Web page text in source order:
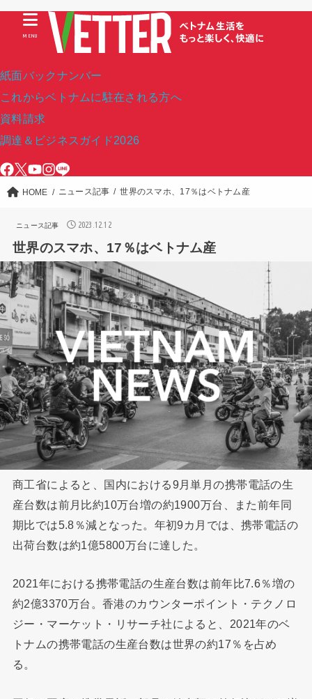
紙面バックナンバー
これからベトナムに駐在される方へ
資料請求
調達＆ビジネスガイド2026
MENU
HOME ニュース記事 世界のスマホ、17％はベトナム産
ニュース記事 2023.12.12
世界のスマホ、17％はベトナム産
商工省によると、国内における9月単月の携帯電話の生
産台数は前月比約10万台増の約1900万台、また前年同
期比では5.8％減となった。年初9カ月では、携帯電話の
出荷台数は約1億5800万台に達した。
2021年における携帯電話の生産台数は前年比7.6％増の
約2億3370万台。香港のカウンターポイント・テクノロ
ジー・マーケット・リサーチ社によると、2021年のベ
トナムの携帯電話の生産台数は世界の約17％を占め
る。